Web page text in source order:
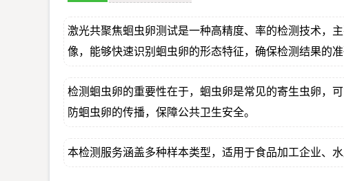
激光共聚焦蛔虫卵测试是一种高精度、率的检测技术，
像，能够快速识别蛔虫卵的形态特征，确保检测结果的准
检测蛔虫卵的重要性在于，蛔虫卵是常见的寄生虫卵，
防蛔虫卵的传播，保障公共卫生安全。
本检测服务涵盖多种样本类型，适用于食品加工企业、